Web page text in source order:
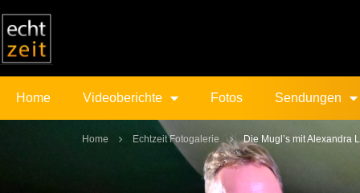
Home Videoberichte Fotos Sendungen
Home Echtzeit Fotogalerie Die Mugl’s mit Alexandra